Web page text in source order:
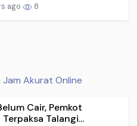
ago 8
Akurat Online
Cair, Pemkot
Talangi...